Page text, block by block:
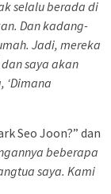
selalu berada di
Dan kadang-
Jadi, mereka
saya akan
‘Dimana
Seo Joon?” dan
beberapa
saya. Kami